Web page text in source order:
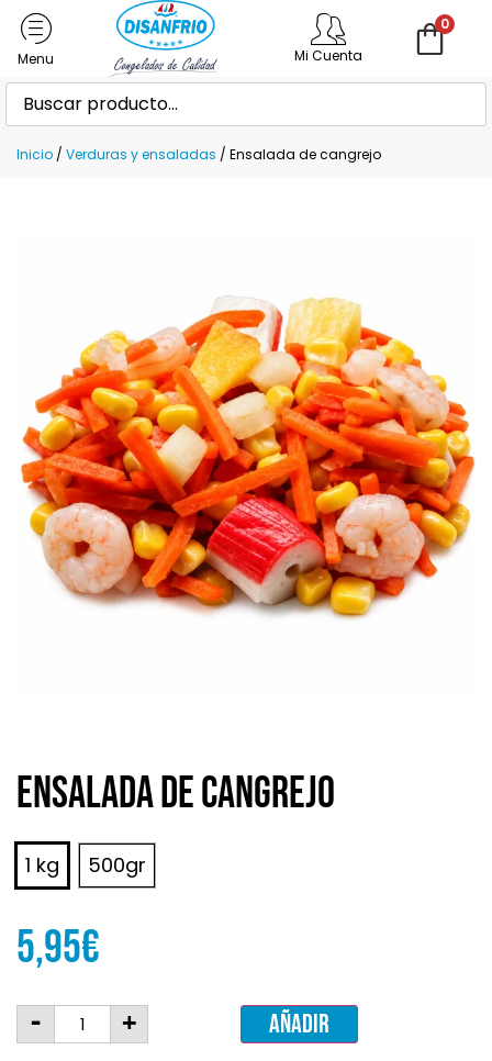
Mi Cuenta
0
Inicio / Verduras y ensaladas / Ensalada de cangrejo
Ensalada de cangrejo
1 kg 500gr
5,95€
- + Añadir